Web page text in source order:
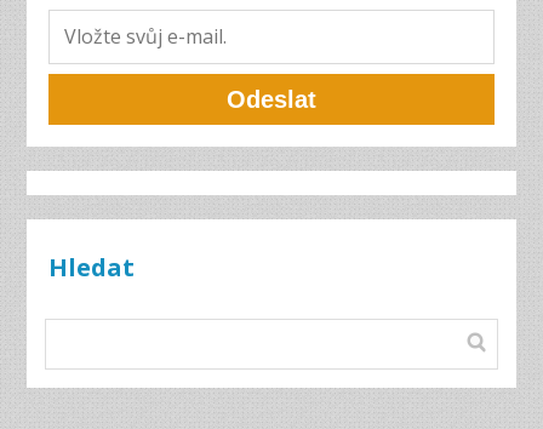
Odeslat
Hledat